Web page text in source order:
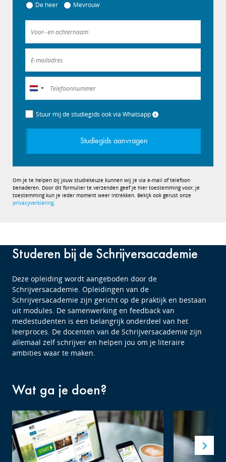
De heer Mevrouw
Nederland
+31
Stuur mij de studiegids ook via Whatsapp
Studiegids aanvragen
Om je te helpen bij jouw studiekeuze kunnen wij je via e-mail of telefoon
benaderen. Door dit formulier te verzenden geef je hier toestemming voor, je
toestemming kun je ieder moment weer intrekken. Bekijk ook gerust onze
privacyverklaring.
Studeren bij de Schrijversacademie
Deze opleiding wordt aangeboden door de
Schrijversacademie. Opleidingen van de
Schrijversacademie zijn gericht op de praktijk en bestaan
uit modules. De samenwerking en feedback van
medestudenten is een belangrijk onderdeel van het
leerproces. De docenten van de Schrijversacademie zijn
allemaal zelf schrijver en helpen jou om je literaire
ambities waar te maken.
Wat ga je doen?